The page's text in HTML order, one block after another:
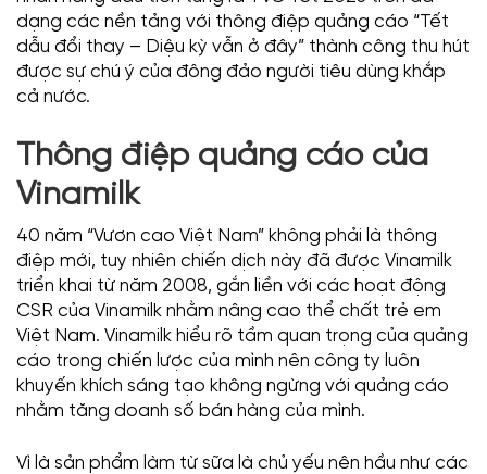
dạng các nền tảng với thông điệp quảng cáo “Tết
dẫu đổi thay – Diệu kỳ vẫn ở đây” thành công thu hút
được sự chú ý của đông đảo người tiêu dùng khắp
cả nước.
Thông điệp quảng cáo của
Vinamilk
40 năm “Vươn cao Việt Nam” không phải là thông
điệp mới, tuy nhiên chiến dịch này đã được Vinamilk
triển khai từ năm 2008, gắn liền với các hoạt động
CSR của Vinamilk nhằm nâng cao thể chất trẻ em
Việt Nam. Vinamilk hiểu rõ tầm quan trọng của quảng
cáo trong chiến lược của mình nên công ty luôn
khuyến khích sáng tạo không ngừng với quảng cáo
nhằm tăng doanh số bán hàng của mình.
Vì là sản phẩm làm từ sữa là chủ yếu nên hầu như các